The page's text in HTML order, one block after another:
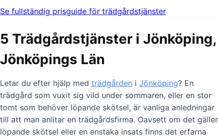
Se fullständig prisguide för trädgårdstjänster
5 Trädgårdstjänster i Jönköping,
Jönköpings Län
Letar du efter hjälp med trädgården i Jönköping? En
trädgård som vuxit sig vild under sommaren, eller en stor
tomt som behöver löpande skötsel, är vanliga anledningar
till att man anlitar en trädgårdsfirma. Oavsett om det gäller
löpande skötsel eller en enstaka insats finns det erfarna